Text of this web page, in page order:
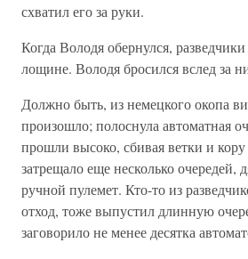
схватил его за руки.
Когда Володя обернулся,
лощине. Володя бросился вслед за
Должно быть, из немецкого окопа
произошло; полоснула автоматная
прошли высоко, сбивая ветки и
затрещало еще несколько очередей,
ручной пулемет. Кто-то из
отход, тоже выпустил длинную
заговорило не менее десятка